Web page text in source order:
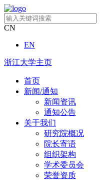
CN
EN
浙江大学主页
首页
新闻/通知
新闻资讯
通知公告
关于我们
研究院概况
院长寄语
组织架构
学术委员会
荣誉资质